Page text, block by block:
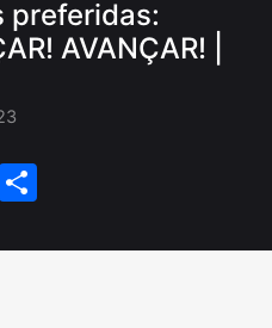
preferidas:
AVANÇAR! |
Email